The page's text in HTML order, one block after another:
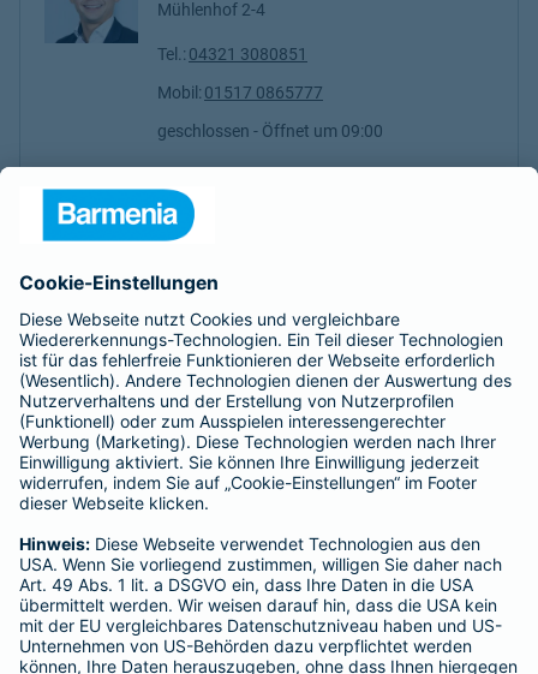
Mühlenhof 2-4
Tel.: 04321 3080851
Mobil: 01517 0865777
geschlossen - Öffnet um 09:00
Tjark Ceglarek
Mühlenhof 2-4
Tel.: 0177 4645631
Mobil: 0177 4645631
24 Stunden geöffnet
Zeynep Bingöl
Mühlenhof 4
Tel.:0176 61728717
Mobil:0176 61728717